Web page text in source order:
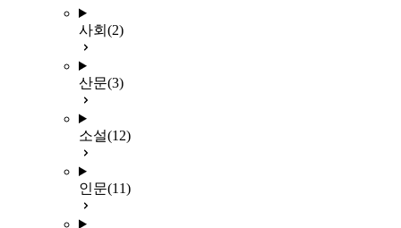
사회 (2)
산문(3)
소설(12)
인문(11)